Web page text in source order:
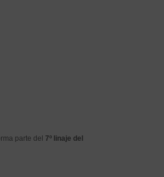
parte del 7º linaje del